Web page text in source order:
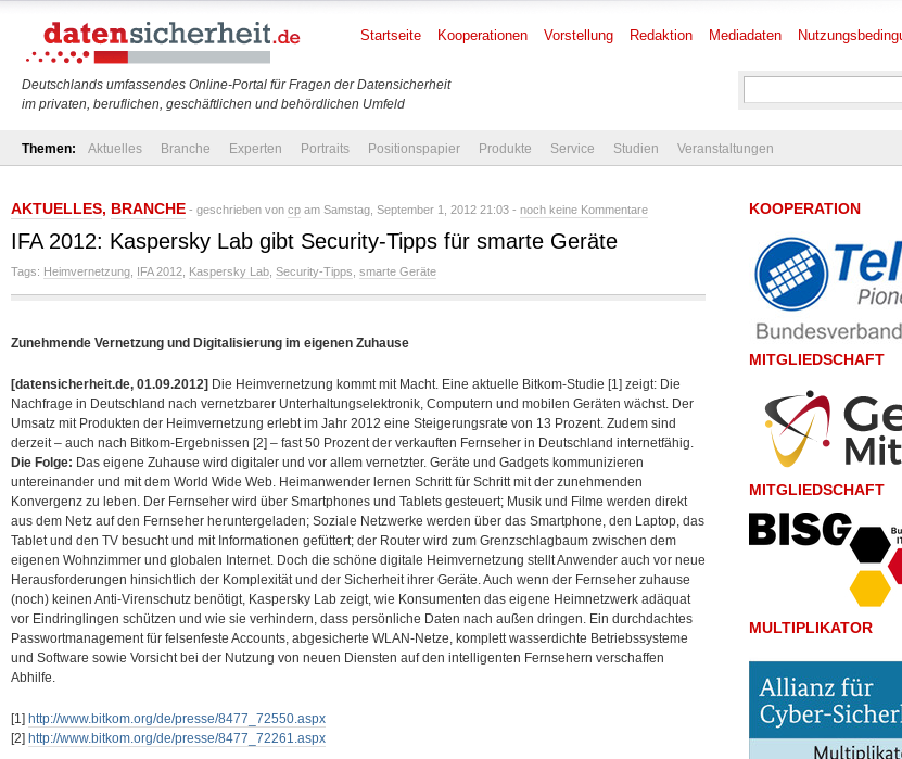
Deutschlands umfassendes Online-Portal für Fragen der Datensicherheit
im privaten, beruflichen, geschäftlichen und behördlichen Umfeld
Startseite Kooperationen Vorstellung Redaktion Mediadaten
Themen: Aktuelles Branche Experten Portraits Positionspapier Produkte Service Studien Veranstaltungen
AKTUELLES, BRANCHE - geschrieben von cp am Samstag, September 1, 2012 21:03 - noch keine Kommentare
IFA 2012: Kaspersky Lab gibt Security-Tipps für smarte Geräte
Tags: Heimvernetzung IFA 2012 Kaspersky Lab Security-Tipps smarte Geräte
Zunehmende Vernetzung und Digitalisierung im eigenen Zuhause
[datensicherheit.de, 01.09.2012] Die Heimvernetzung kommt mit Macht. Eine aktuelle Bitkom-Studie [1] zeigt: Die
Nachfrage in Deutschland nach vernetzbarer Unterhaltungselektronik, Computern und mobilen Geräten wächst. Der
Umsatz mit Produkten der Heimvernetzung erlebt im Jahr 2012 eine Steigerungsrate von 13 Prozent. Zudem sind
derzeit – auch nach Bitkom-Ergebnissen [2] – fast 50 Prozent der verkauften Fernseher in Deutschland internetfähig.
Die Folge: Das eigene Zuhause wird digitaler und vor allem vernetzter. Geräte und Gadgets kommunizieren
untereinander und mit dem World Wide Web. Heimanwender lernen Schritt für Schritt mit der zunehmenden
Konvergenz zu leben. Der Fernseher wird über Smartphones und Tablets gesteuert; Musik und Filme werden direkt
aus dem Netz auf den Fernseher heruntergeladen; Soziale Netzwerke werden über das Smartphone, den Laptop, das
Tablet und den TV besucht und mit Informationen gefüttert; der Router wird zum Grenzschlagbaum zwischen dem
eigenen Wohnzimmer und globalen Internet. Doch die schöne digitale Heimvernetzung stellt Anwender auch vor neue
Herausforderungen hinsichtlich der Komplexität und der Sicherheit ihrer Geräte. Auch wenn der Fernseher zuhause
(noch) keinen Anti-Virenschutz benötigt, Kaspersky Lab zeigt, wie Konsumenten das eigene Heimnetzwerk adäquat
vor Eindringlingen schützen und wie sie verhindern, dass persönliche Daten nach außen dringen. Ein durchdachtes
Passwortmanagement für felsenfeste Accounts, abgesicherte WLAN-Netze, komplett wasserdichte Betriebssysteme
und Software sowie Vorsicht bei der Nutzung von neuen Diensten auf den intelligenten Fernsehern verschaffen
Abhilfe.
[1] http://www.bitkom.org/de/presse/8477_72550.aspx
[2] http://www.bitkom.org/de/presse/8477_72261.aspx
KOOPERATION
MITGLIEDSCHAFT
MITGLIEDSCHAFT
MULTIPLIKATOR